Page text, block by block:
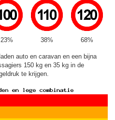
23% 38% 68%
auto en caravan en een bijna
150 kg en 35 kg in de
te krijgen.